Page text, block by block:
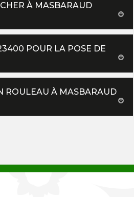
À MASBARAUD
POUR LA POSE DE
ROULEAU À MASBARAUD